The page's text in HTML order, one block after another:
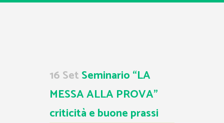
16 SetSeminario “LA
MESSA ALLA PROVA”
criticità e buone prassi